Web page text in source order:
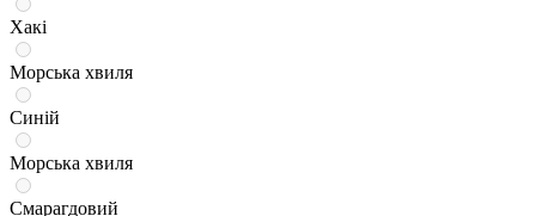
Хакі
Морська хвиля
Синій
Морська хвиля
Смарагдовий